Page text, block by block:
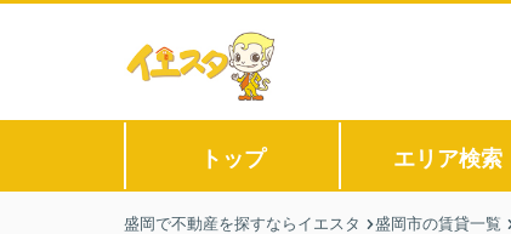
トップ エリア検索
盛岡で不動産を探すならイエスタ 盛岡市の賃貸一覧